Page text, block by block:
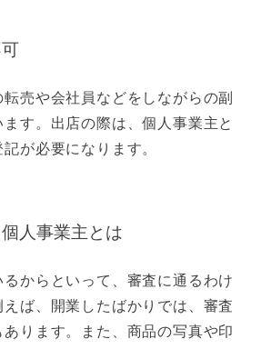
売や会社員などをしながらの副
す。出店の際は、個人事業主と
が必要になります。
人事業主とは
からといって、審査に通るわけ
ば、開業したばかりでは、審査
ります。また、商品の写真や印